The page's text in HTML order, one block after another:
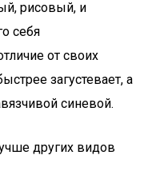
рисовый, и
себя
от своих
загустевает, а
синевой.
других видов